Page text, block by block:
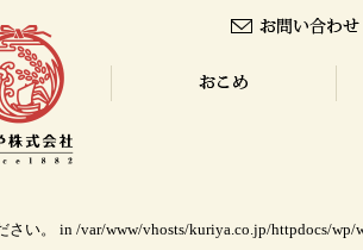
さい。 in /var/www/vhosts/kuriya.co.jp/httpdocs/wp/